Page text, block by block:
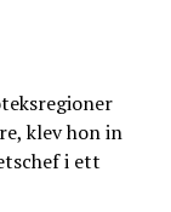
klev hon in
i ett